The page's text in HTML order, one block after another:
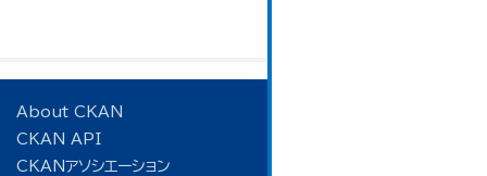
About CKAN
CKAN API
CKANアソシエーション